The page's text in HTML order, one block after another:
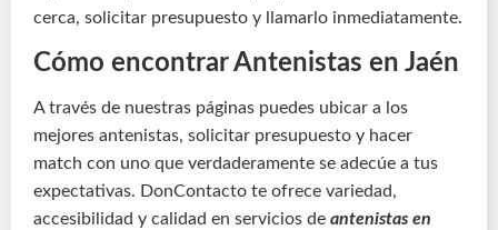
cerca, solicitar presupuesto y llamarlo inmediatamente.
Cómo encontrar Antenistas en Jaén
A través de nuestras páginas puedes ubicar a los
mejores antenistas, solicitar presupuesto y hacer
match con uno que verdaderamente se adecúe a tus
expectativas. DonContacto te ofrece variedad,
accesibilidad y calidad en servicios de antenistas en